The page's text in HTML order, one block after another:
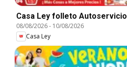
Casa Ley folleto Autoservicio
08/08/2026- 10/08/2026
Casa Ley